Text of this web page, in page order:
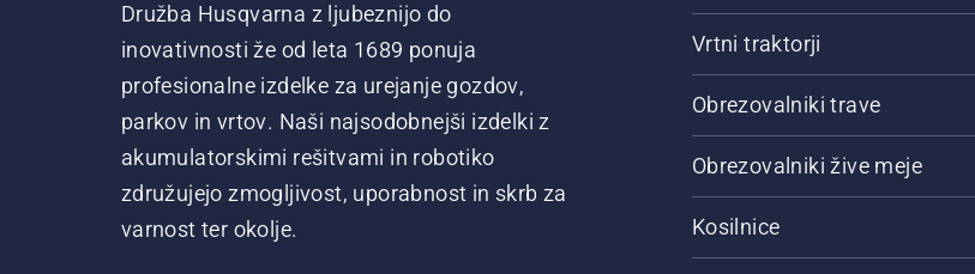
Družba Husqvarna z ljubeznijo do
inovativnosti že od leta 1689 ponuja
profesionalne izdelke za urejanje gozdov,
parkov in vrtov. Naši najsodobnejši izdelki z
akumulatorskimi rešitvami in robotiko
združujejo zmogljivost, uporabnost in skrb za
varnost ter okolje.
Vrtni traktorji
Obrezovalniki trave
Obrezovalniki žive meje
Kosilnice